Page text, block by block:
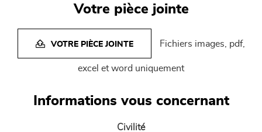
Votre pièce jointe
VOTRE PIÈCE JOINTE Fichiers images, pdf,
excel et word uniquement
Informations vous concernant
Civilité